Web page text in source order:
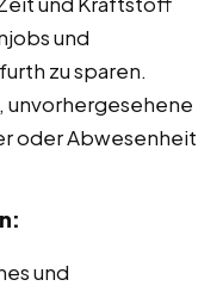
und
zu sparen.
unvorhergesehene
oder Abwesenheit
und